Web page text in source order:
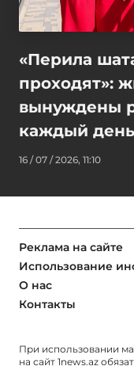
«Перила
проходят»:
вынуждены
каждый
16 / 07 / 2026, 11:10
Реклама на сайте
Использование
О нас
Контакты
При использовании
на сайт 1news.az